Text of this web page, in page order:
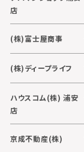
店
(株)富士屋商事
(株)ディープライフ
ハウスコム(株) 浦安
店
京成不動産(株)